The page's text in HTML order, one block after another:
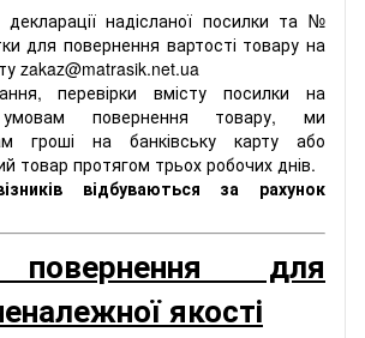
надісланої посилки та №
для повернення вартості товару на
zakaz@matrasik.net.ua
перевірки вмісту посилки на
умовам повернення товару, ми
гроші на банківську карту або
товар протягом трьох робочих днів.
відбуваються за рахунок
для
якості